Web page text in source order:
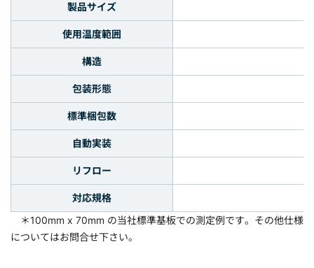
製品サイズ
使用温度範囲
構造
包装形態
標準梱包数
自動実装
リフロー
対応規格
＊100mm x 70mm の当社標準基板での測定例です。その他仕様
についてはお問合せ下さい。